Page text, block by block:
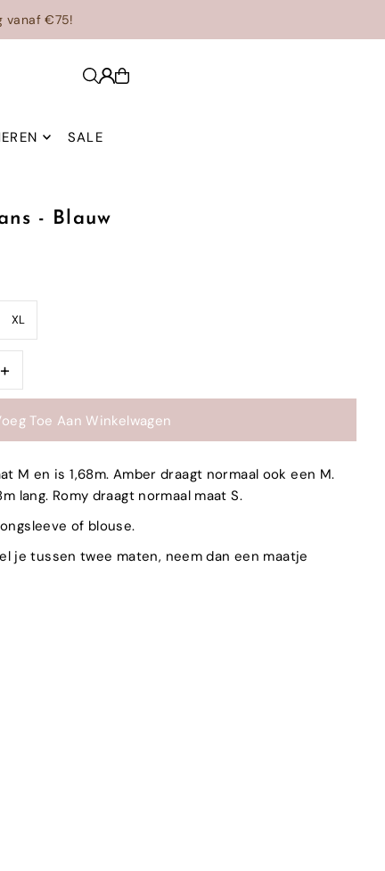
vanaf €75!
SALE
- Blauw
XL
+
M en is 1,68m. Amber draagt normaal ook een M.
lang. Romy draagt normaal maat S.
of blouse.
je tussen twee maten, neem dan een maatje